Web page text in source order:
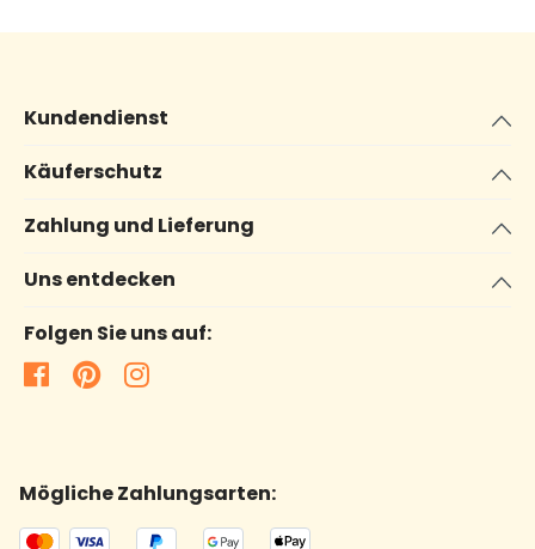
Kundendienst
Käuferschutz
Zahlung und Lieferung
Uns entdecken
Folgen Sie uns auf:
Mögliche Zahlungsarten: